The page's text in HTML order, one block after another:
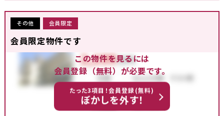
その他 会員限定
会員限定物件です
この物件を見るには
会員登録（無料）が必要です。
たった3項目！会員登録(無料)
ぼかしを外す！